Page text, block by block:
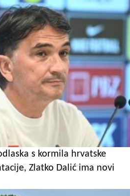
s kormila hrvatske
Zlatko Dalić ima novi